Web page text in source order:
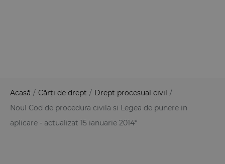
Acasă / Cărți de drept / Drept procesual civil /
Noul Cod de procedura civila si Legea de punere in
aplicare - actualizat 15 ianuarie 2014*